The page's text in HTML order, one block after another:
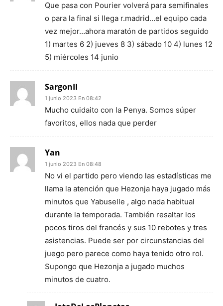
Que pasa con Pourier volverá para semifinales
o para la final si llega r.madrid…el equipo cada
vez mejor…ahora maratón de partidos seguido
1) martes 6 2) jueves 8 3) sábado 10 4) lunes 12
5) miércoles 14 junio
SargonII
1 junio 2023 En 08:42
Mucho cuidaito con la Penya. Somos súper
favoritos, ellos nada que perder
Yan
1 junio 2023 En 08:48
No vi el partido pero viendo las estadísticas me
llama la atención que Hezonja haya jugado más
minutos que Yabuselle , algo nada habitual
durante la temporada. También resaltar los
pocos tiros del francés y sus 10 rebotes y tres
asistencias. Puede ser por circunstancias del
juego pero parece como haya tenido otro rol.
Supongo que Hezonja a jugado muchos
minutos de cuatro.